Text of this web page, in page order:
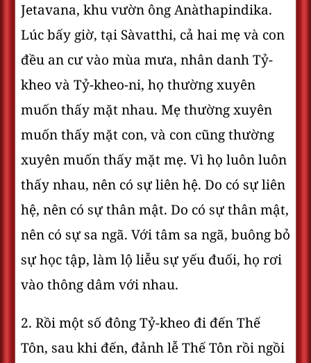
Jetavana, khu vườn ông Anàthapindika.
Lúc bấy giờ, tại Sàvatthi, cả hai mẹ và con
đều an cư vào mùa mưa, nhân danh Tỷ-
kheo và Tỷ-kheo-ni, họ thường xuyên
muốn thấy mặt nhau. Mẹ thường xuyên
muốn thấy mặt con, và con cũng thường
xuyên muốn thấy mặt mẹ. Vì họ luôn luôn
thấy nhau, nên có sự liên hệ. Do có sự liên
hệ, nên có sự thân mật. Do có sự thân mật,
nên có sự sa ngã. Với tâm sa ngã, buông bỏ
sự học tập, làm lộ liễu sự yếu đuối, họ rơi
vào thông dâm với nhau.
2. Rồi một số đông Tỷ-kheo đi đến Thế
Tôn, sau khi đến, đảnh lễ Thế Tôn rồi ngồi